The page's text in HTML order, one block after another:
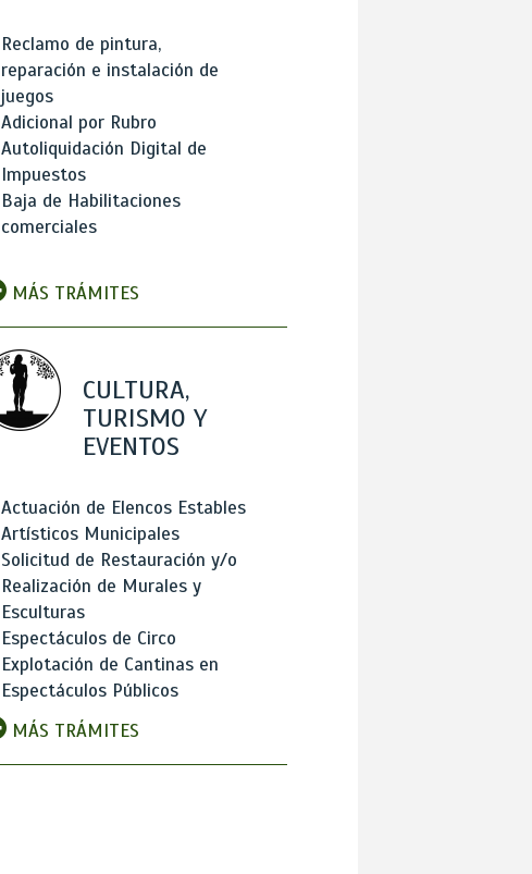
Reclamo de pintura,
reparación e instalación de
juegos
Adicional por Rubro
Autoliquidación Digital de
Impuestos
Baja de Habilitaciones
comerciales
MÁS TRÁMITES
CULTURA,
TURISMO Y
EVENTOS
Actuación de Elencos Estables
Artísticos Municipales
Solicitud de Restauración y/o
Realización de Murales y
Esculturas
Espectáculos de Circo
Explotación de Cantinas en
Espectáculos Públicos
MÁS TRÁMITES